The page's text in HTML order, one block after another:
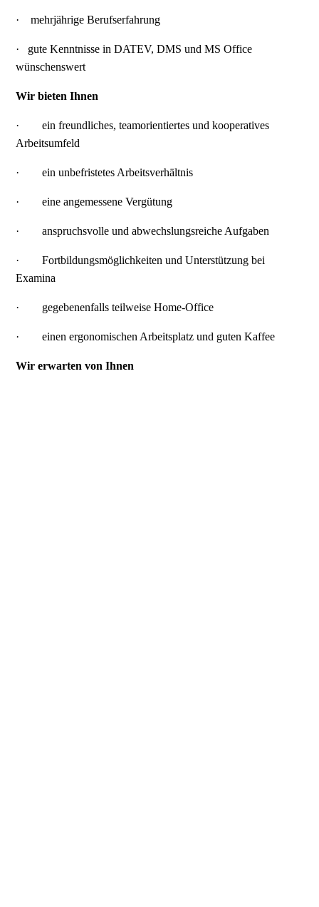
·mehrjährige Berufserfahrung
· gute Kenntnisse in DATEV, DMS und MS Office
wünschenswert
Wir bieten Ihnen
·ein freundliches, teamorientiertes und kooperatives
Arbeitsumfeld
·ein unbefristetes Arbeitsverhältnis
·eine angemessene Vergütung
·anspruchsvolle und abwechslungsreiche Aufgaben
·Fortbildungsmöglichkeiten und Unterstützung bei
Examina
· gegebenenfalls teilweise Home-Office
·einen ergonomischen Arbeitsplatz und guten Kaffee
Wir erwarten von Ihnen